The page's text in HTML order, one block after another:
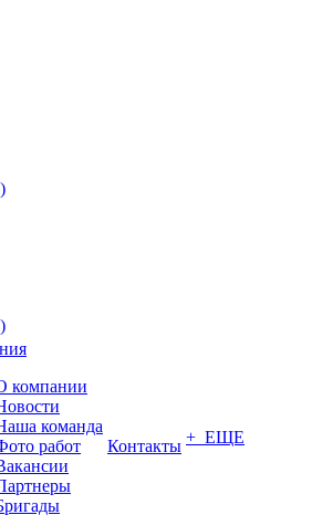
компании
команда
работ
Контакты + ЕЩЕ